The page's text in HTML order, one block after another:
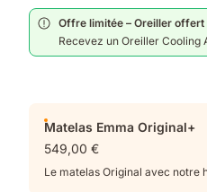
et
enveloppante
cm
Hybride
nouveaux
bords
renforcés,
housse
Offre limitée – Oreiller offert
Recevez un Oreiller Cooling
supplémentaires
Matelas Emma Original+
549,00 €
Le matelas Original avec notre